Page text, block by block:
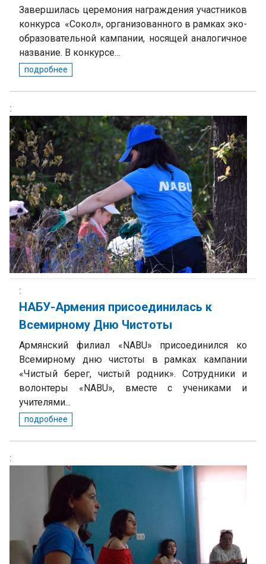
Завершилась церемония награждения участников
конкурса «Сокол», организованного в рамках эко-
образовательной кампании, носящей аналогичное
название. В конкурсе...
подробнее
НАБУ-Армения присоединилась к
Всемирному Дню Чистоты
Армянский филиал «NABU» присоединился ко
Всемирному дню чистоты в рамках кампании
«Чистый берег, чистый родник». Сотрудники и
волонтеры «NABU», вместе с учениками и
учителями...
подробнее